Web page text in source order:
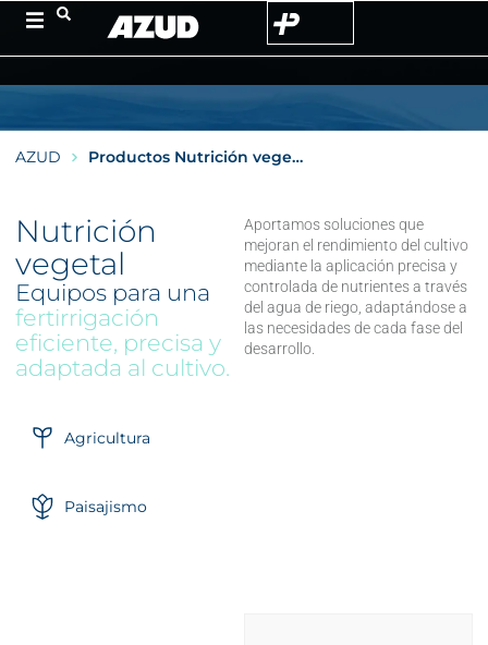
AZUD Productos Nutrición vegetal
Nutrición
vegetal
Equipos para una
fertirrigación
eficiente, precisa y
adaptada al cultivo.
Aportamos soluciones que
mejoran el rendimiento del cultivo
mediante la aplicación precisa y
controlada de nutrientes a través
del agua de riego, adaptándose a
las necesidades de cada fase del
desarrollo.
Agricultura
Paisajismo